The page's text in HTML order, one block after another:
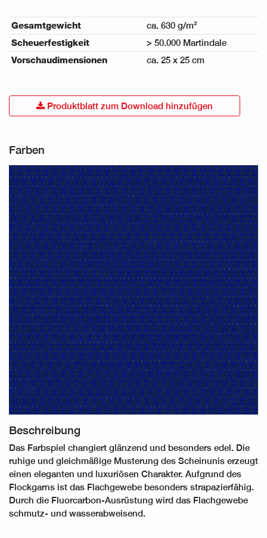
Gesamtgewicht
ca. 630 g/m²
Scheuerfestigkeit
> 50.000 Martindale
Vorschaudimensionen
ca. 25 x 25 cm
Produktblatt zum Download hinzufügen
Farben
Beschreibung
Das Farbspiel changiert glänzend und besonders edel. Die
ruhige und gleichmäßige Musterung des Scheinunis erzeugt
einen eleganten und luxuriösen Charakter. Aufgrund des
Flockgarns ist das Flachgewebe besonders strapazierfähig.
Durch die Fluorcarbon-Ausrüstung wird das Flachgewebe
schmutz- und wasserabweisend.